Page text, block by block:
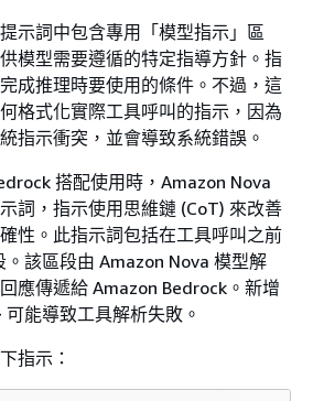
示詞中包含專用「模型指示」區
模型需要遵循的特定指導方針。指
成推理時要使用的條件。不過，這
格式化實際工具呼叫的指示，因為
指示衝突，並會導致系統錯誤。
搭配使用時，Amazon Nova
詞，指示使用思維鏈 (CoT) 來改善
性。此指示詞包括在工具呼叫之前
該區段由 Amazon Nova 模型解
應傳遞給 Amazon Bedrock。新增
能導致工具解析失敗。
指示：